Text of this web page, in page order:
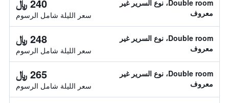
Double room، نوع السرير غير
معروف
240 ﷼
سعر الليلة شامل الرسوم
Double room، نوع السرير غير
معروف
248 ﷼
سعر الليلة شامل الرسوم
Double room، نوع السرير غير
معروف
265 ﷼
سعر الليلة شامل الرسوم